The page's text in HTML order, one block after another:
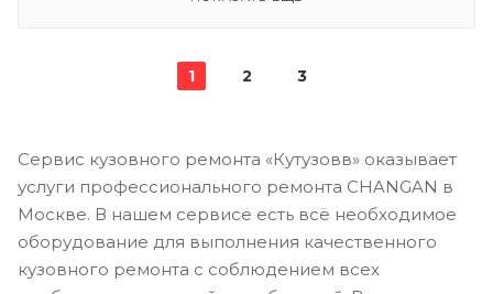
1 2 3
Сервис кузовного ремонта «Кутузовв» оказывает
услуги профессионального ремонта CHANGAN в
Москве. В нашем сервисе есть всё необходимое
оборудование для выполнения качественного
кузовного ремонта с соблюдением всех